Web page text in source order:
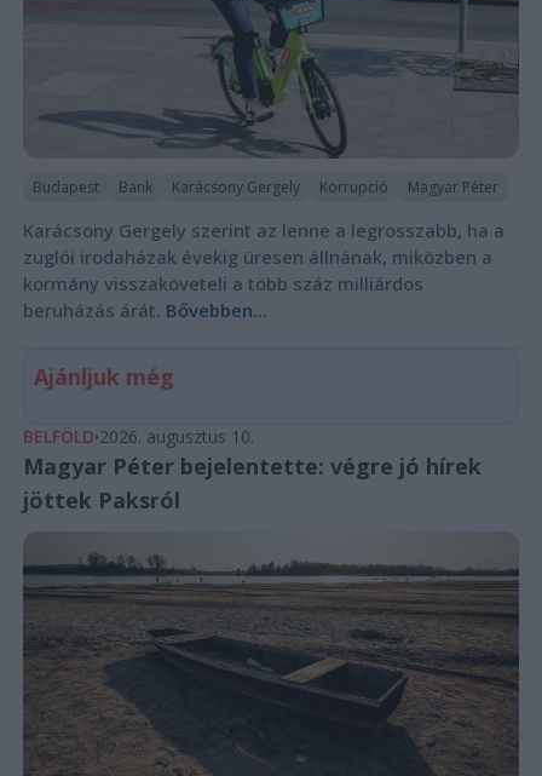
Budapest Bank Karácsony Gergely Korrupció Magyar Péter
Karácsony Gergely szerint az lenne a legrosszabb, ha a
zuglói irodaházak évekig üresen állnának, miközben a
kormány visszaköveteli a több száz milliárdos
beruházás árát. Bővebben...
Ajánljuk még
BELFÖLD 2026. augusztus 10.
Magyar Péter bejelentette: végre jó hírek
jöttek Paksról